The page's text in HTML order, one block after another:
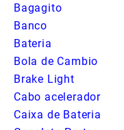
Bagagito
Banco
Bateria
Bola de Cambio
Brake Light
Cabo acelerador
Caixa de Bateria